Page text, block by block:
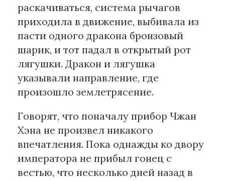
раскачиваться, система рычагов
приходила в движение, выбивала из
пасти одного дракона бронзовый
шарик, и тот падал в открытый рот
лягушки. Дракон и лягушка
указывали направление, где
произошло землетрясение.
Говорят, что поначалу прибор Чжан
Хэна не произвел никакого
впечатления. Пока однажды ко двору
императора не прибыл гонец с
вестью, что несколько дней назад в